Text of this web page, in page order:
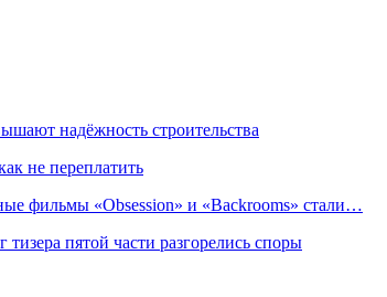
надёжность строительства
не переплатить
фильмы «Obsession» и «Backrooms» стали…
пятой части разгорелись споры